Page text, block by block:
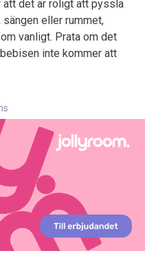
att det är roligt att pyssla
eller rummet,
vanligt. Prata om det
inte kommer att